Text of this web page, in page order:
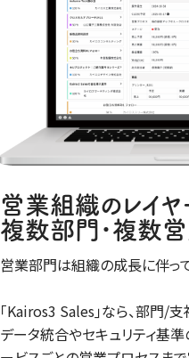
営業組織のレイ
複数部門･複数
営業部門は組織の成長に伴っ
｢Kairos3 Sales｣なら、部門/
データ統合やセキュリティ基